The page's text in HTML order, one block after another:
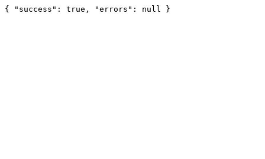
{ "success": true, "errors": null }